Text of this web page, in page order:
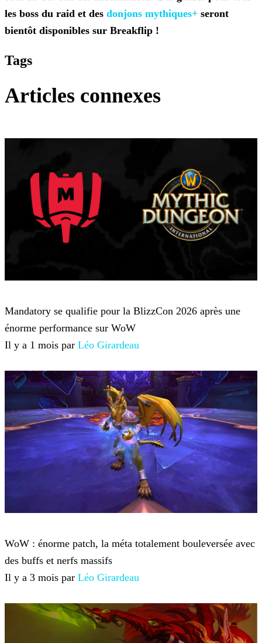
les boss du raid et des donjons mythiques+ seront
bientôt disponibles sur Breakflip !
Tags
Articles connexes
Mandatory se qualifie pour la BlizzCon 2026 après une
énorme performance sur WoW
Il y a 1 mois par Léo Girardeau
WoW : énorme patch, la méta totalement bouleversée avec
des buffs et nerfs massifs
Il y a 3 mois par Léo Girardeau